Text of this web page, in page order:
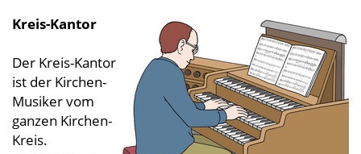
Kreis-Kantor
Der Kreis-Kantor
ist der Kirchen-
Musiker vom
ganzen Kirchen-
Kreis.